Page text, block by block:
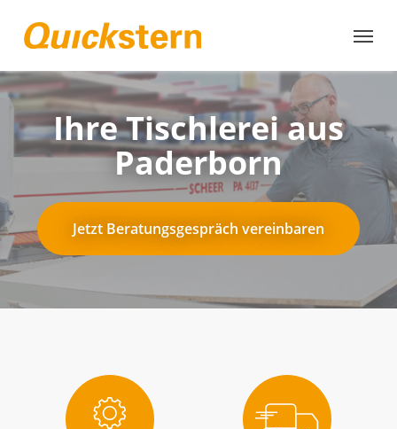
content
Ihre Tischlerei aus
Paderborn
Jetzt Beratungsgespräch vereinbaren